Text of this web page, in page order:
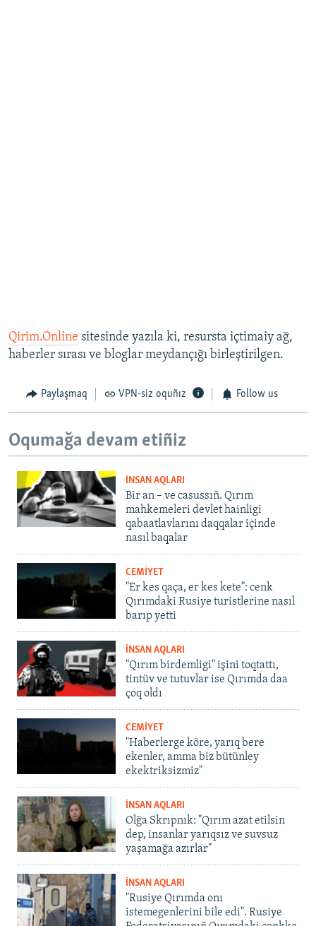
Qirim.Online sitesinde yazıla ki, resursta içtimaiy ağ,
haberler sırası ve bloglar meydançığı birleştirilgen.
Paylaşmaq VPN-siz oquñız Follow us
Oqumağa devam etiñiz
İNSAN AQLARI
Bir an – ve casussıñ. Qırım
mahkemeleri devlet hainligi
qabaatlavlarını daqqalar içinde
nasıl baqalar
CEMİYET
"Er kes qaça, er kes kete": cenk
Qırımdaki Rusiye turistlerine nasıl
barıp yetti
İNSAN AQLARI
"Qırım birdemligi" işini toqtattı,
tintüv ve tutuvlar ise Qırımda daa
çoq oldı
CEMİYET
"Haberlerge köre, yarıq bere
ekenler, amma biz bütünley
ekektriksizmiz"
İNSAN AQLARI
Olğa Skrıpnık: "Qırım azat etilsin
dep, insanlar yarıqsız ve suvsuz
yaşamağa azırlar"
İNSAN AQLARI
"Rusiye Qırımda onı
istemegenlerini bile edi". Rusiye